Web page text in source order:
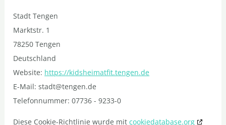
Stadt Tengen
Marktstr. 1
78250 Tengen
Deutschland
Website: https://kidsheimatfit.tengen.de
E-Mail:stadt@tengen.de
Telefonnummer: 07736 - 9233-0
Diese Cookie-Richtlinie wurde mitcookiedatabase.org